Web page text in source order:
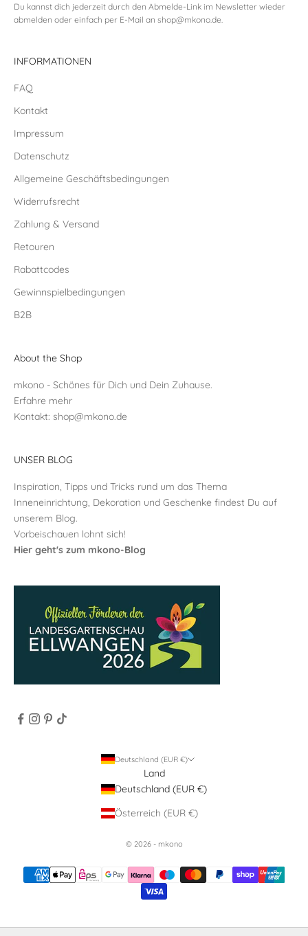
Du kannst dich jederzeit durch den Abmelde-Link im Newsletter wieder
abmelden oder einfach per E-Mail an shop@mkono.de
INFORMATIONEN
FAQ
Kontakt
Impressum
Datenschutz
Allgemeine Geschäftsbedingungen
Widerrufsrecht
Zahlung & Versand
Retouren
Rabattcodes
Gewinnspielbedingungen
B2B
About the Shop
mkono - Schönes für Dich und Dein Zuhause.
Erfahre mehr
Kontakt: shop@mkono.de
UNSER BLOG
Inspiration, Tipps und Tricks rund um das Thema
Inneneinrichtung, Dekoration und Geschenke findest Du auf
unserem Blog.
Vorbeischauen lohnt sich!
Hier geht's zum mkono-Blog
Deutschland (EUR €)
Land
Deutschland (EUR €)
Österreich (EUR €)
© 2026 - mkono